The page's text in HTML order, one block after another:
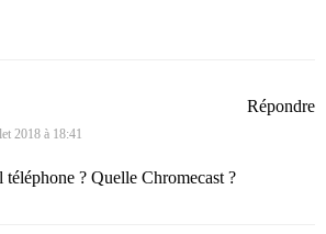
2018 à 18:41
? Quelle Chromecast ?
Répondre